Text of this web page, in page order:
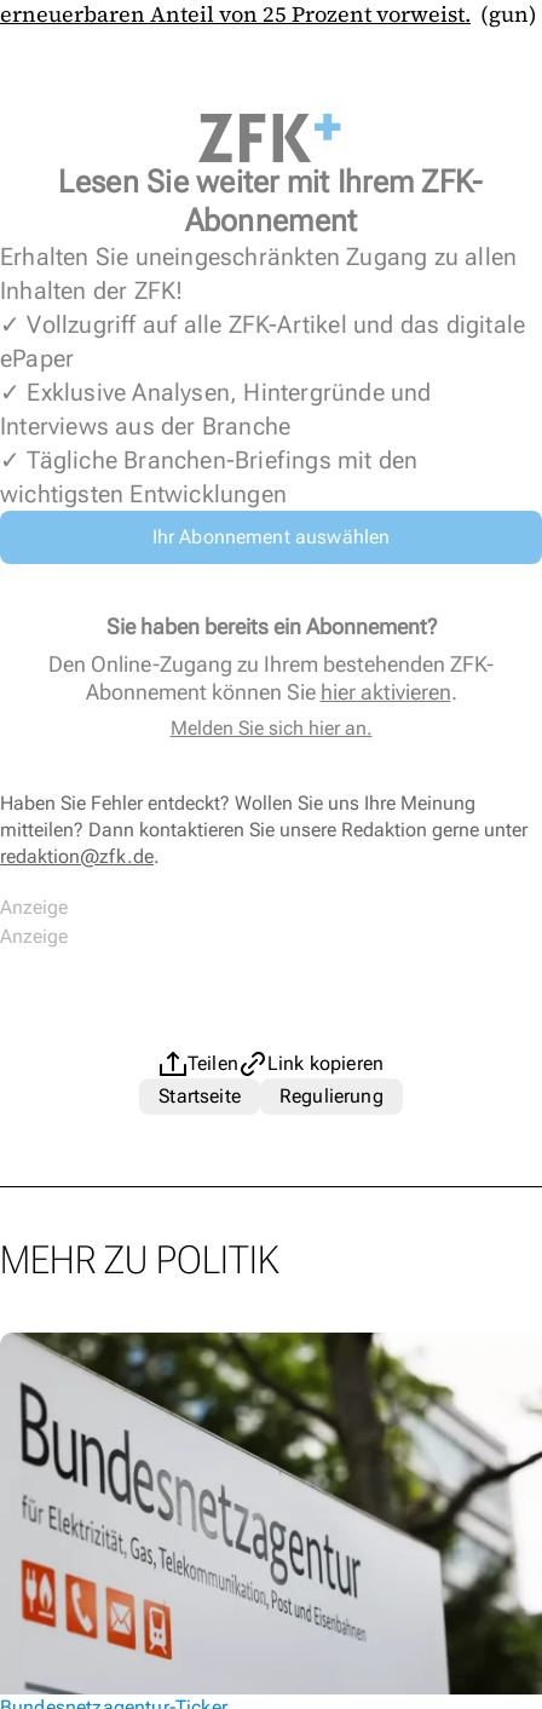
erneuerbaren Anteil von 25 Prozent vorweist. (gun)
Lesen Sie weiter mit Ihrem ZFK-
Abonnement
Erhalten Sie uneingeschränkten Zugang zu allen
Inhalten der ZFK!
✓ Vollzugriff auf alle ZFK-Artikel und das digitale
ePaper
✓ Exklusive Analysen, Hintergründe und
Interviews aus der Branche
✓ Tägliche Branchen-Briefings mit den
wichtigsten Entwicklungen
Ihr Abonnement auswählen
Sie haben bereits ein Abonnement?
Den Online-Zugang zu Ihrem bestehenden ZFK-
Abonnement können Sie hier aktivieren.
Melden Sie sich hier an.
Haben Sie Fehler entdeckt? Wollen Sie uns Ihre Meinung
mitteilen? Dann kontaktieren Sie unsere Redaktion gerne unter
redaktion@zfk.de.
Teilen
Link kopieren
Startseite
Regulierung
MEHR ZU POLITIK